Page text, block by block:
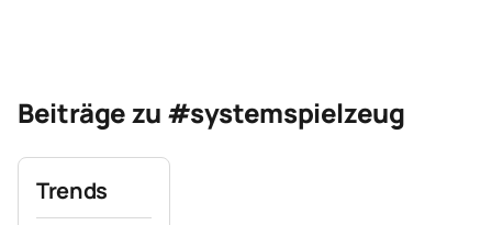
Beiträge zu #systemspielzeug
Trends